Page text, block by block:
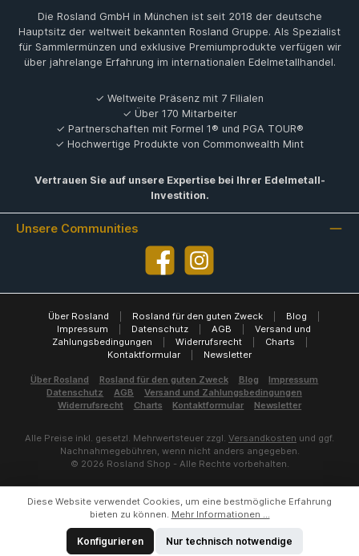
Die Rosland GmbH in München ist seit 2018 der deutsche
Hauptsitz der weltweit bekannten Rosland Gruppe. Als Spezialist
für Sammlermünzen und exklusive Premiumprodukte verfügen wir
über jahrelange Erfahrung im internationalen Edelmetallhandel.
✓ Weltweite Präsenz mit 7 Filialen
✓ Über 170 Mitarbeiter
✓ Partnerschaften mit Formel 1® und PGA TOUR®
✓ Hochwertige Produkte von Commonwealth Mint
Vertrauen Sie auf unsere Expertise bei Ihrer Edelmetall-
Investition.
Unsere Communities
Facebook Instagram
Über Rosland Rosland für den guten Zweck Blog
Impressum
Datenschutz AGB
Versand und
Zahlungsbedingungen
Widerrufsrecht Charts
Kontaktformular
Newsletter
Über Rosland Rosland für den guten Zweck Blog
Impressum
Datenschutz
AGB
Versand und Zahlungsbedingungen
Widerrufsrecht
Charts Kontaktformular Newsletter
Alle Preise inkl. gesetzl. Mehrwertsteuer zzgl. Versandkosten und ggf.
Nachnahmegebühren, wenn nicht anders angegeben.
© 2026 Rosland Shop - Alle Rechte vorbehalten.
Diese Website verwendet Cookies, um eine bestmögliche Erfahrung
bieten zu können. Mehr Informationen ...
Nur technisch notwendige
Konfigurieren